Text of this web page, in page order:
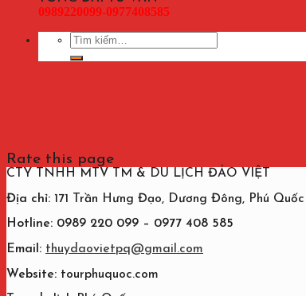
0989220099-0977408585
Tìm
kiếm:
Rate this page
CTY TNHH MTV TM & DU LỊCH ĐẢO VIỆT
Địa chỉ: 171 Trần Hưng Đạo, Dương Đông, Phú Quốc
Hotline: 0989 220 099 – 0977 408 585
Email: thuydaovietpq@gmail.com
Website: tourphuquoc.com